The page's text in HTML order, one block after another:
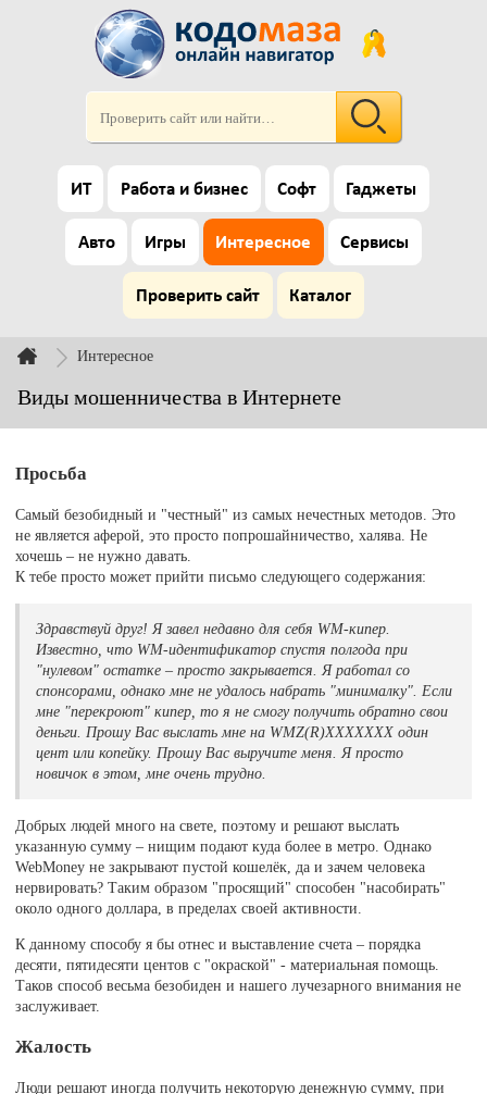
ИТ Работа и бизнес Софт Гаджеты
Авто Игры Интересное Сервисы
Проверить сайт Каталог
Интересное
Виды мошенничества в Интернете
Просьба
Самый безобидный и "честный" из самых нечестных методов. Это
не является аферой, это просто попрошайничество, халява. Не
хочешь – не нужно давать.
К тебе просто может прийти письмо следующего содержания:
Здравствуй друг! Я завел недавно для себя WM-кипер.
Известно, что WM-идентификатор спустя полгода при
"нулевом" остатке – просто закрывается. Я работал со
спонсорами, однако мне не удалось набрать "минималку". Если
мне "перекроют" кипер, то я не смогу получить обратно свои
деньги. Прошу Вас выслать мне на WMZ(R)ХХХХХХХ один
цент или копейку. Прошу Вас выручите меня. Я просто
новичок в этом, мне очень трудно.
Добрых людей много на свете, поэтому и решают выслать
указанную сумму – нищим подают куда более в метро. Однако
WebMoney не закрывают пустой кошелёк, да и зачем человека
нервировать? Таким образом "просящий" способен "насобирать"
около одного доллара, в пределах своей активности.
К данному способу я бы отнес и выставление счета – порядка
десяти, пятидесяти центов с "окраской" - материальная помощь.
Таков способ весьма безобиден и нашего лучезарного внимания не
заслуживает.
Жалость
Люди решают иногда получить некоторую денежную сумму, при